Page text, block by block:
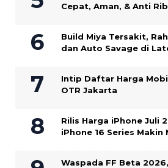
Cepat, Aman, & Anti
Build Miya Tersakit,
dan Auto Savage di
Intip Daftar Harga
OTR Jakarta
Rilis Harga iPhone Juli
iPhone 16 Series Makin
Waspada FF Beta